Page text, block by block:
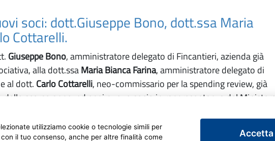
soci: dott.Giuseppe Bono, dott.ssa Maria
Cottarelli.
Giuseppe Bono, amministratore delegato di Fincantieri, azienda già
alla dott.ssaMaria Bianca Farina, amministratore delegato di
al dott. Carlo Cottarelli, neo-commissario per la spending review, già
scorso anno, ed oggi nuovo socio in rappresentanza del Ministero
utilizziamo cookie o tecnologie simili per
il tuo consenso, anche per altre finalità come
Accetta